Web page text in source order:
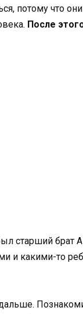
потому что
После
старший брат
и какими-то